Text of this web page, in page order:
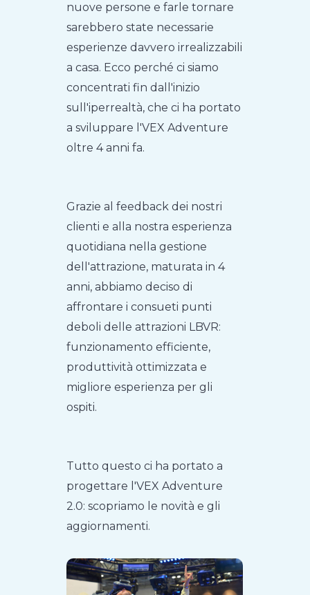
nuove persone e farle tornare
sarebbero state necessarie
esperienze davvero irrealizzabili
a casa. Ecco perché ci siamo
concentrati fin dall'inizio
sull'iperrealtà, che ci ha portato
a sviluppare l'VEX Adventure
oltre 4 anni fa.
Grazie al feedback dei nostri
clienti e alla nostra esperienza
quotidiana nella gestione
dell'attrazione, maturata in 4
anni, abbiamo deciso di
affrontare i consueti punti
deboli delle attrazioni LBVR:
funzionamento efficiente,
produttività ottimizzata e
migliore esperienza per gli
ospiti.
Tutto questo ci ha portato a
progettare l'VEX Adventure
2.0: scopriamo le novità e gli
aggiornamenti.